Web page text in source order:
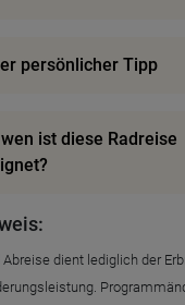
persönlicher Tipp
wen ist diese Radreise
Abreise dient lediglich der